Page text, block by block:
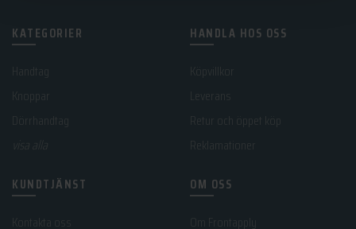
KATEGORIER
Handtag
Dörrhandtag
HANDLA HOS OSS
Retur och öppet köp
Reklamationer
KUNDTJÄNST
Kontakta oss
OM OSS
Om Frontapply